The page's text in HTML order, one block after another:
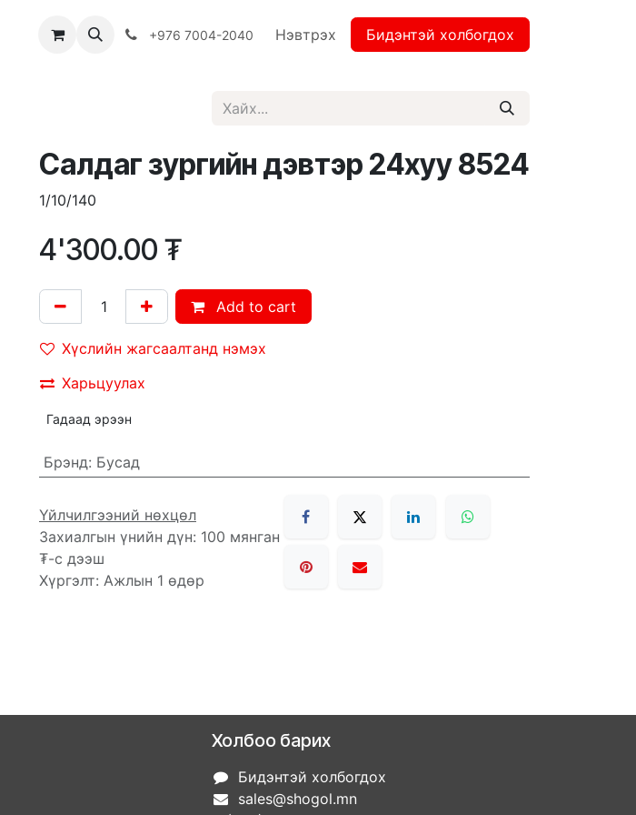
Хямдрал ♻️ Эко шогол+976 7004-2040 Нэвтрэх Бидэнтэй холбогдох
Салдаг зургийн дэвтэр 24хуу 8524
1/10/140
4'300.00 ₮
Add to cart
Хүслийн жагсаалтанд нэмэх
Харьцуулах
Гадаад эрээн
Брэнд: Бусад
Үйлчилгээний нөхцөл
Захиалгын үнийн дүн: 100 мянган
₮-с дээш
Хүргэлт: Ажлын 1 өдөр
Холбоо барих
Бидэнтэй холбогдох
sales@shogol.mn